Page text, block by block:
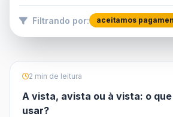
Filtrando por: aceitamos
2 min de leitura
A vista, avista ou à vista: o
usar?